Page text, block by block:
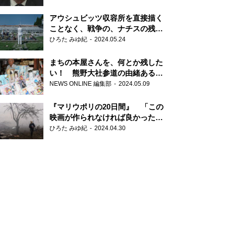
アウシュビッツ収容所を直接描く
ことなく、戦争の、ナチスの残虐
さが見える映画 『関心領域』
ひろた みゆ紀 2024.05.24
まちの本屋さんを、何とか残した
い！ 熊野大社参道の由緒ある書
店・三代目の強い思い
NEWS ONLINE 編集部 2024.05.09
『マリウポリの20日間』 「この
映画が作られなければ良かった」
と語る監督
ひろた みゆ紀 2024.04.30